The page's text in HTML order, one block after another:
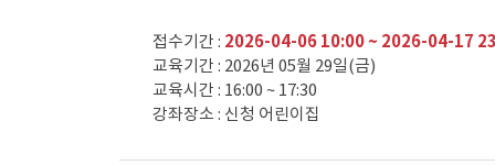
접수기간 : 2026-04-06 10:00 ~ 2026-04-17
교육기간 : 2026년 05월 29일(금)
교육시간 : 16:00 ~ 17:30
강좌장소 : 신청 어린이집